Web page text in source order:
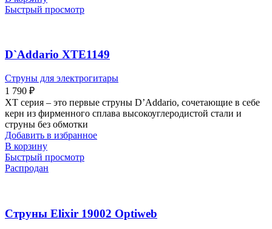
Быстрый просмотр
D`Addario XTE1149
Струны для электрогитары
1 790 ₽
XT серия – это первые струны D’Addario, сочетающие в себе
керн из фирменного сплава высокоуглеродистой стали и
струны без обмотки
Добавить в избранное
В корзину
Быстрый просмотр
Распродан
Струны Elixir 19002 Optiweb